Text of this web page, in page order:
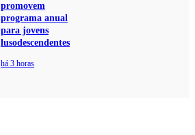
promovem
programa anual
para jovens
lusodescendentes
há 3 horas